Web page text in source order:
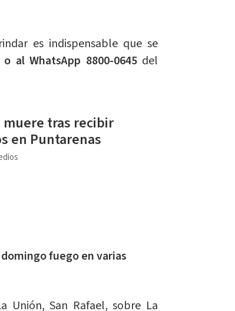
es indispensable que se
al WhatsApp 8800-0645del
muere tras recibir
en Puntarenas
fuego en varias
Unión, San Rafael, sobre La